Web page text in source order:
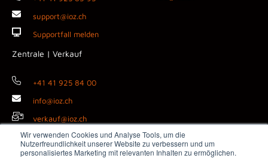
Wir verwenden Cookies und Analyse Tools, um die
Nutzerfreundlichkeit unserer Website zu verbessern und um
personalisiertes Marketing mit relevanten Inhalten zu ermöglichen.
support@ioz.ch
Supportfall melden
Zentrale | Verkauf
+41 41 925 84 00
info@ioz.ch
verkauf@ioz.ch